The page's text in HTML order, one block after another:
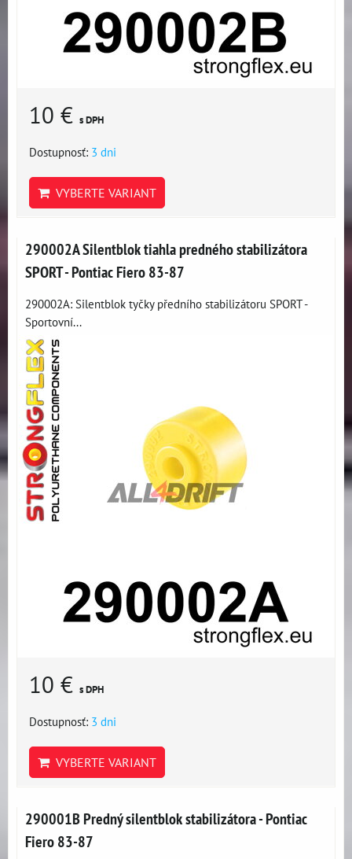
10 € s DPH
Dostupnosť: 3 dni
VYBERTE VARIANT
290002A Silentblok tiahla predného stabilizátora
SPORT - Pontiac Fiero 83-87
290002A: Silentblok tyčky předního stabilizátoru SPORT -
Sportovní...
10 € s DPH
Dostupnosť: 3 dni
VYBERTE VARIANT
290001B Predný silentblok stabilizátora - Pontiac
Fiero 83-87